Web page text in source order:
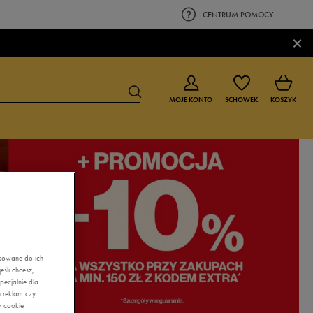
CENTRUM POMOCY
×
BUTY DLA CHŁOPCA
9-16 lat
BUTY DLA DZIEWCZYNKI
0-4 lat
4-8 lat
9-16 lat
MOJE KONTO SCHOWEK KOSZYK
do ich
chcesz,
dla
reklam czy
cookie